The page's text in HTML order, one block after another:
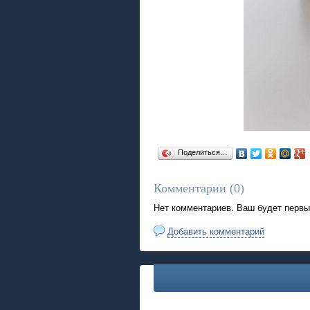
Поделиться…
Комментарии (0)
Нет комментариев. Ваш будет
Добавить комментарий